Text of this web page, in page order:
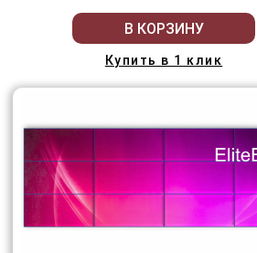
В КОРЗИНУ
Купить в 1 клик